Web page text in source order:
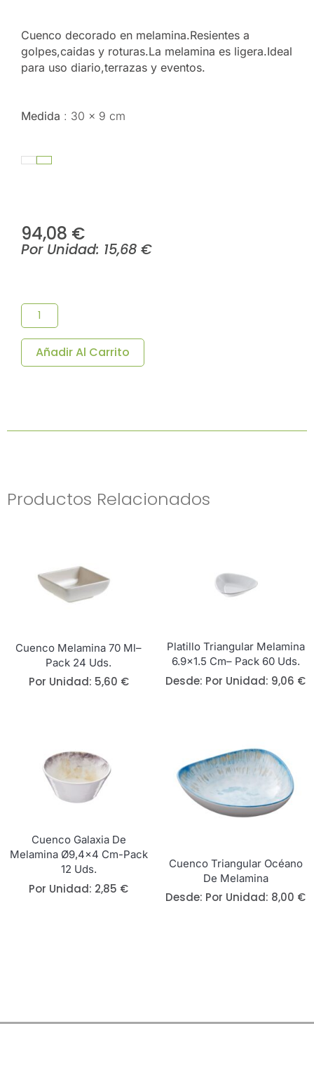
Cuenco decorado en melamina.Resientes a
golpes,caidas y roturas.La melamina es ligera.Ideal
para uso diario,terrazas y eventos.
Medida 30 x 9 cm
94,08 €
Por Unidad: 15,68 €
Corfú
Melamina
30x9
Cm-
Pack
Añadir Al Carrito
Productos Relacionados
Cuenco Melamina 70 Ml–
Pack 24 Uds.
Por Unidad: 5,60 €
Platillo Triangular Melamina
6.9×1.5 Cm– Pack 60 Uds.
Desde: Por Unidad: 9,06 €
Cuenco Galaxia De
Melamina Ø9,4×4 Cm-Pack
12 Uds.
Por Unidad: 2,85 €
Cuenco Triangular Océano
De Melamina
Desde: Por Unidad: 8,00 €